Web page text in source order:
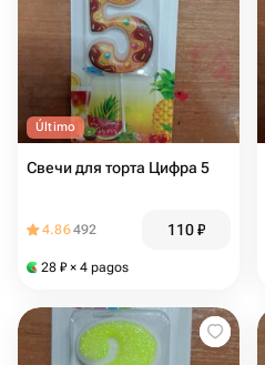
Último
Свечи для торта Цифра 5
4.86492 110₽
28 ₽ × 4 pagos